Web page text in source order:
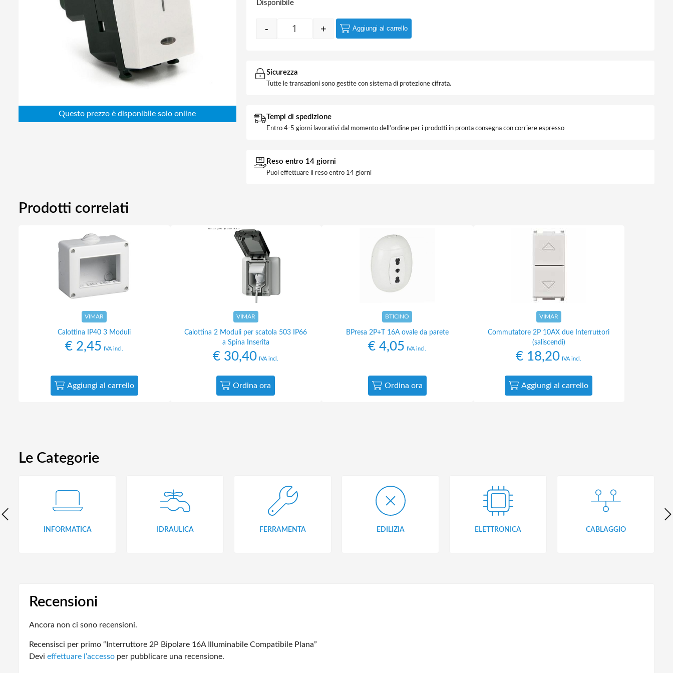
Abbigliamento da lavoro
Elettronica
Edilizia
Disponibile
Interruttore 2P Bipolare 16A Illuminabile Compatibile Plana quantità
- + Aggiungi al carrello
Sicurezza
Tutte le transazioni sono gestite con sistema di protezione cifrata.
Tempi di spedizione
Entro 4-5 giorni lavorativi dal momento dell'ordine per i prodotti in pronta consegna con corriere espresso
Reso entro 14 giorni
Puoi effettuare il reso entro 14 giorni
Prodotti correlati
VIMAR
Calottina IP40 3 Moduli
€ 2,45 IVA incl.
Aggiungi al carrello
VIMAR
Calottina 2 Moduli per scatola 503 IP66
a Spina Inserita
€ 30,40 IVA incl.
Ordina ora
BTICINO
BPresa 2P+T 16A ovale da parete
€ 4,05 IVA incl.
Ordina ora
VIMAR
Commutatore 2P 10AX due Interruttori
(saliscendi)
€ 18,20 IVA incl.
Aggiungi al carrello
Le Categorie
INFORMATICA IDRAULICA FERRAMENTA EDILIZIA ELETTRONICA CABLAGGIO
Recensioni
Ancora non ci sono recensioni.
Recensisci per primo “Interruttore 2P Bipolare 16A Illuminabile Compatibile Plana”
Devi effettuare l’accesso per pubblicare una recensione.